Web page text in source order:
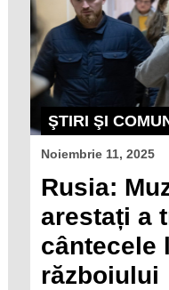
ŞTIRI ŞI
Noiembrie 11, 2025
Rusia:
arestați a
cântecele
războiului